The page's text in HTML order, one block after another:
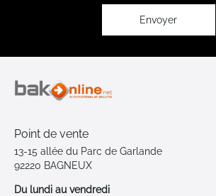
Envoyer
Point de vente
13-15 allée du Parc de Garlande
92220 BAGNEUX
Du lundi au vendredi